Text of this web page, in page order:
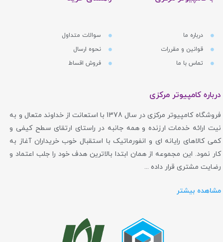
درباره ما
قوانین و مقررات
تماس با ما
سوالات متداول
نحوه ارسال
فروش اقساط
درباره کامپیوتر مرکزی
فروشگاه کامپیوتر مرکزی در سال 1378 با استعانت از خداوند متعال و به
نیت ارائه خدمات ارزنده و همه جانبه در راستای ارتقای سطح کیفی و
کمی کالاهای رایانه ای و انفورماتیک با استقبال خوب خریداران آغاز به
کار نمود. این مجموعه از همان ابتدا بالاترین هدف خود را جلب اعتماد و
رضایت مشتری قرار داده ...
مشاهده بیشتر